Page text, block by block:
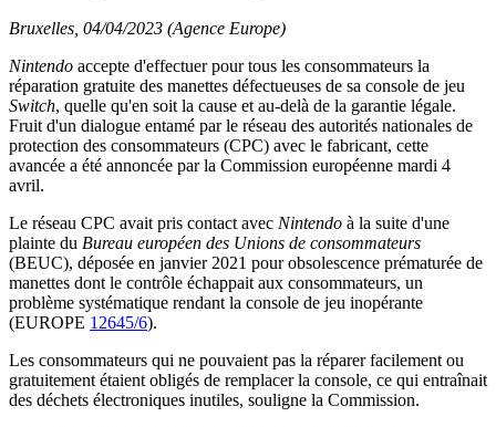
Bruxelles, 04/04/2023 (Agence Europe)
Nintendo accepte d'effectuer pour tous les consommateurs la
réparation gratuite des manettes défectueuses de sa console de jeu
Switch, quelle qu'en soit la cause et au-delà de la garantie légale.
Fruit d'un dialogue entamé par le réseau des autorités nationales de
protection des consommateurs (CPC) avec le fabricant, cette
avancée a été annoncée par la Commission européenne mardi 4
avril.
Le réseau CPC avait pris contact avec Nintendo à la suite d'une
plainte du Bureau européen des Unions de consommateurs
(BEUC), déposée en janvier 2021 pour obsolescence prématurée de
manettes dont le contrôle échappait aux consommateurs, un
problème systématique rendant la console de jeu inopérante
(EUROPE 12645/6).
Les consommateurs qui ne pouvaient pas la réparer facilement ou
gratuitement étaient obligés de remplacer la console, ce qui entraînait
des déchets électroniques inutiles, souligne la Commission.